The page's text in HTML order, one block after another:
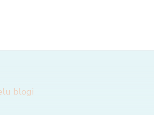
blogi